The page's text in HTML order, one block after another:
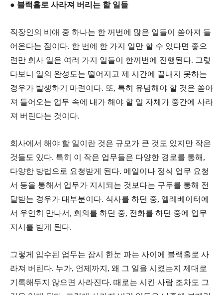
● 블랙홀로 사라져 버리는 할 일들
직장인의 비애 중 하나는 한 꺼번에 많은 일들이 쏟아져 들
어온다는 점이다. 한 번에 한 가지 일만 할 수 있다면 좋으
련만 회사 일은 여러 가지 일들이 한꺼번에 진행된다. 그렇
다보니 일의 완성도는 떨어지고 제 시간에 끝내지 못하는
경우가 발생하기 마련이다. 또, 특히 유념해야 할 것은 쏟아
져 들어오는 업무 속에 내가 해야 할 일 자체가 중간에 사라
져 버린다는 것이다.
회사에서 해야 할 일이란 것은 규모가 큰 것도 있지만 작은
것들도 있다. 특히 이 작은 업무들은 다양한 경로를 통해,
다양한 방법으로 요청받게 된다. 메일이나 정식 업무 요청
서 등을 통해서 업무가 지시되는 것보다는 구두를 통해 전
달받는 경우가 대부분이다. 식사를 하던 중, 엘레베이터에
서 우연히 만나서, 회의를 하던 중, 전화를 하던 중에 업무
지시를 받게 된다.
그렇게 입수된 업무는 잠시 한눈 파는 사이에 블랙홀로 사
라져 버린다. 누가, 언제까지, 왜 그 일을 시켰는지 제대로
기록해두지 않으면 사라진다. 때로는 시킨 사람 조차도 그